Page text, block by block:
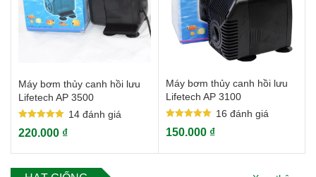
Máy bơm thủy canh hồi lưu
Lifetech AP 3500
5.00
14đánh giá
220.000 ₫
Máy bơm thủy canh hồi lưu
Lifetech AP 3100
5.00
16 đánh giá
150.000 ₫